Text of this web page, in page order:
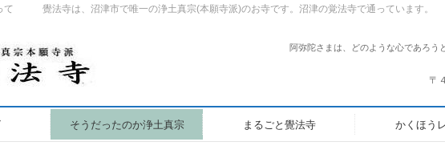
て 覺法寺は、沼津市で唯一の浄土真宗(本願寺派)のお寺です。沼津の覚法寺で通っています。
阿弥陀さまは、どのような心であろう
〒
そうだったのか浄土真宗 まるごと覺法寺 かくほう